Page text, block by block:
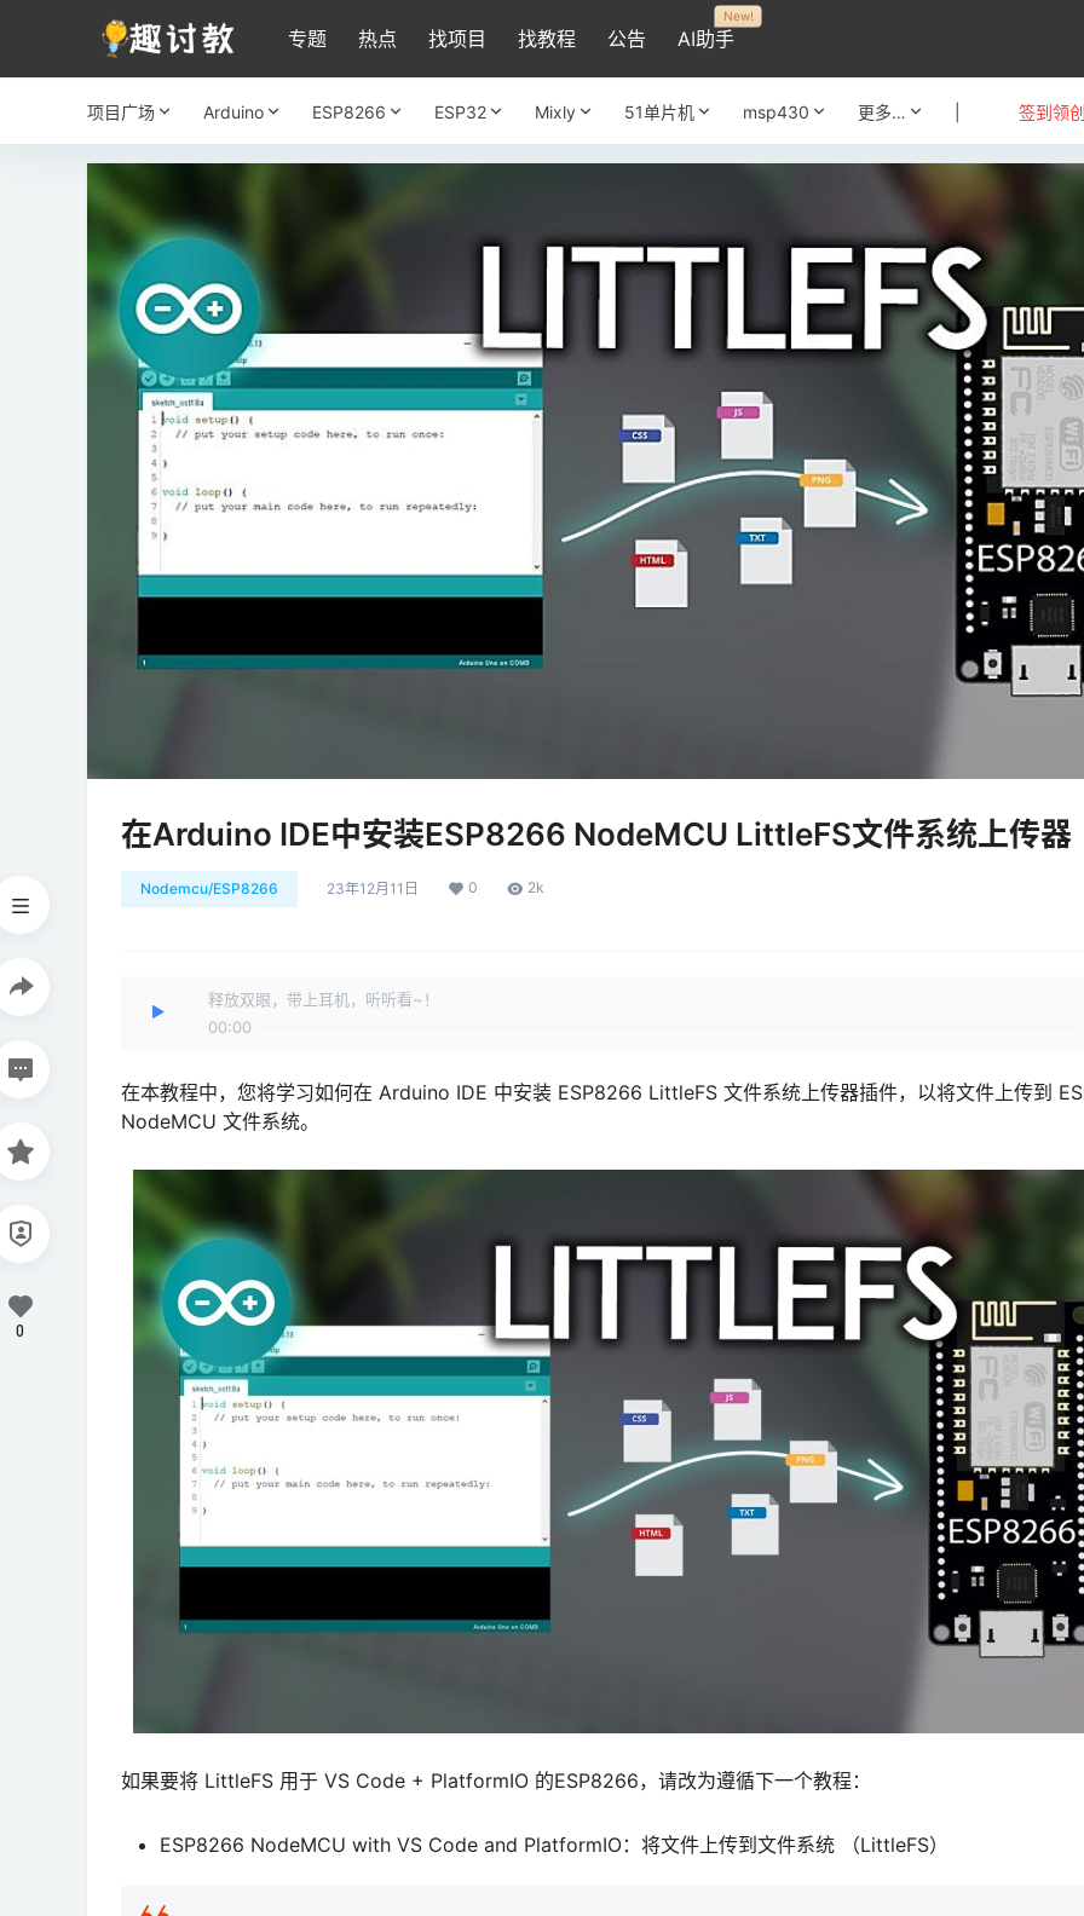
专题 热点 找项目 找教程 公告 AI助手
New!
项目广场 Arduino ESP8266 ESP32 Mixly 51单片机 msp430 更多… 签到领
在Arduino IDE中安装ESP8266 NodeMCU LittleFS文件系统上传器
Nodemcu/ESP8266 23年12月11日 0 2k
释放双眼，带上耳机，听听看~！
00:00
在本教程中，您将学习如何在 Arduino IDE 中安装 ESP8266 LittleFS 文件系统上传器插件，以将文件上传到
NodeMCU 文件系统。
如果要将 LittleFS 用于 VS Code + PlatformIO 的ESP8266，请改为遵循下一个教程：
ESP8266 NodeMCU with VS Code and PlatformIO：将文件上传到文件系统 （LittleFS）
0